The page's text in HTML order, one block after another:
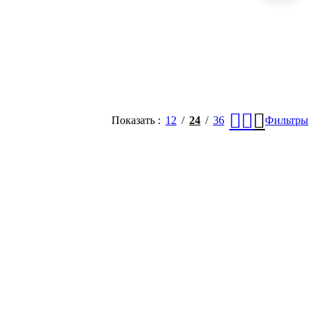
Показать 12 24 36 Фильтры